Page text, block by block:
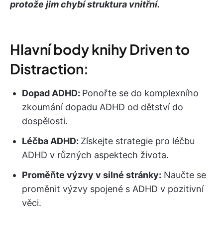
protože jim chybí struktura vnitřní.
Hlavní body knihy Driven to
Distraction:
Dopad ADHD: Ponořte se do komplexního
zkoumání dopadu ADHD od dětství do
dospělosti.
Léčba ADHD: Získejte strategie pro léčbu
ADHD v různých aspektech života.
Proměňte výzvy v silné stránky: Naučte se
proměnit výzvy spojené s ADHD v pozitivní
věci.